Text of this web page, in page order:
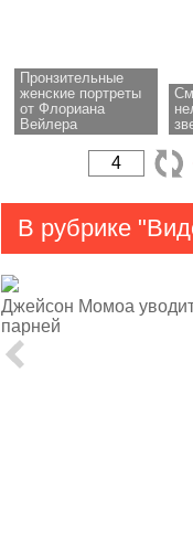
Пронзительные
женские портреты
от Флориана
Вейлера
В рубрике
Джейсон Момоа
парней